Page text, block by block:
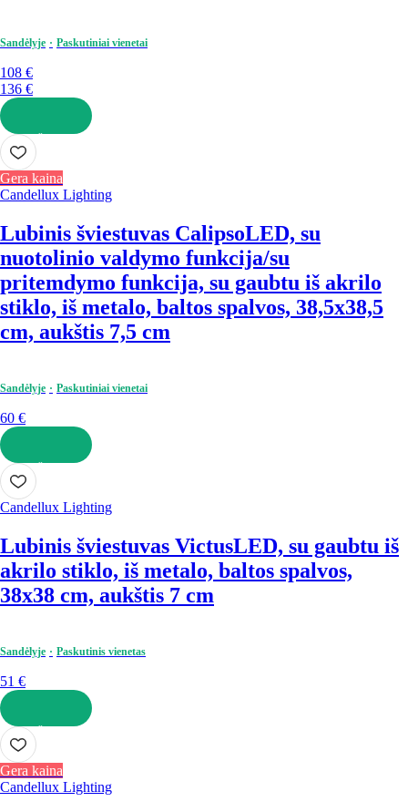
Sandėlyje Paskutiniai vienetai
108 €
136 €
Į KREPŠELĮ
Gera kaina
Candellux Lighting
Lubinis šviestuvas CalipsoLED, su
nuotolinio valdymo funkcija/su
pritemdymo funkcija, su gaubtu iš akrilo
stiklo, iš metalo, baltos spalvos, 38,5x38,5
cm, aukštis 7,5 cm
Sandėlyje Paskutiniai vienetai
60 €
Į KREPŠELĮ
Candellux Lighting
Lubinis šviestuvas VictusLED, su gaubtu iš
akrilo stiklo, iš metalo, baltos spalvos,
38x38 cm, aukštis 7 cm
Sandėlyje Paskutinis vienetas
51 €
Į KREPŠELĮ
Gera kaina
Candellux Lighting